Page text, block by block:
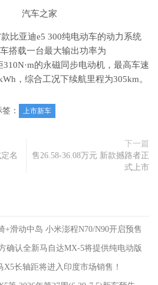
亚迪e5 300纯电动车的动力系统
搭载一台最大输出功率为
310N·m的永磁同步电动机，最高车速
，综合工况下续航里程为305km。
： 上市新车
名
下一篇
售26.58-36.08万元 新款撼路者正
式上市
+滑动中岛 小米澎程N70/N90开启预售
确认全新马自达MX-5将提供纯电动版
长轴距将进入印度市场销售！